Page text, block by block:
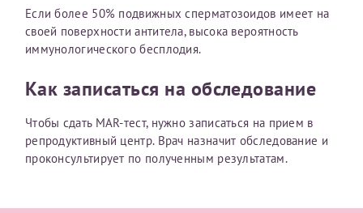
Если более 50% подвижных сперматозоидов имеет на
своей поверхности антитела, высока вероятность
иммунологического бесплодия.
Как записаться на обследование
Чтобы сдать MAR-тест, нужно записаться на прием в
репродуктивный центр. Врач назначит обследование и
проконсультирует по полученным результатам.
налогоплательщик, тот, кто будет получать вычет - ФИО
За год/годы